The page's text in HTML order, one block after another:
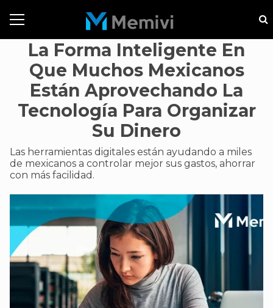
La Forma Inteligente En
Que Muchos Mexicanos
Están Aprovechando La
Tecnología Para Organizar
Su Dinero
Las herramientas digitales están ayudando a miles
de mexicanos a controlar mejor sus gastos, ahorrar
con más facilidad.